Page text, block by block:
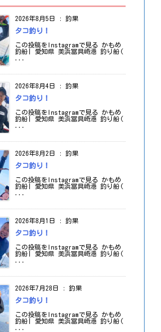
2026年8月5日 : 釣果
タコ釣り！
この投稿をInstagramで見る かもめ
釣船| 愛知県 美浜冨具崎港 釣り船(
...
2026年8月4日 : 釣果
タコ釣り！
この投稿をInstagramで見る かもめ
釣船| 愛知県 美浜冨具崎港 釣り船(
...
2026年8月2日 : 釣果
タコ釣り！
この投稿をInstagramで見る かもめ
釣船| 愛知県 美浜冨具崎港 釣り船(
...
2026年8月1日 : 釣果
タコ釣り！
この投稿をInstagramで見る かもめ
釣船| 愛知県 美浜冨具崎港 釣り船(
...
2026年7月28日 : 釣果
タコ釣り！
この投稿をInstagramで見る かもめ
釣船| 愛知県 美浜冨具崎港 釣り船(
...